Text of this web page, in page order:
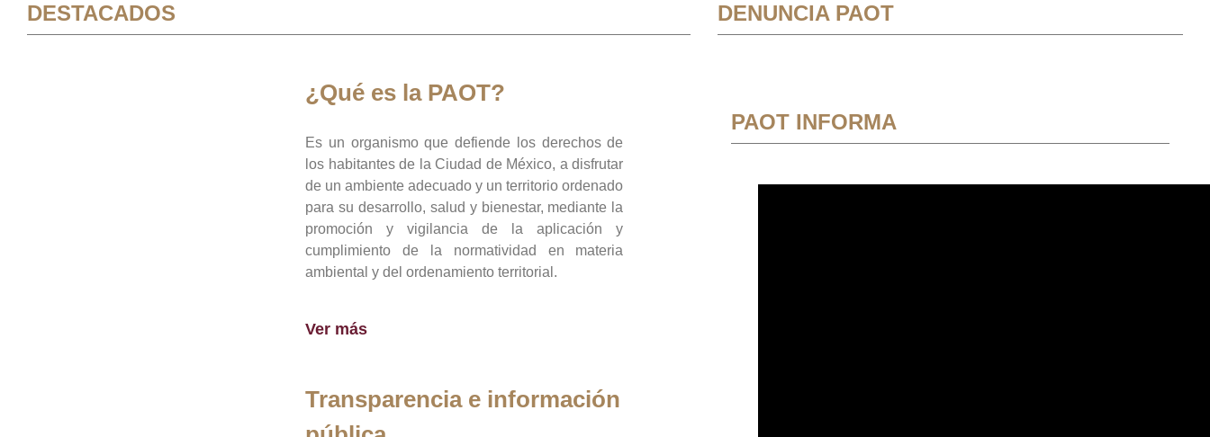
DESTACADOS
¿Qué es la PAOT?
Es un organismo que defiende los derechos de
los habitantes de la Ciudad de México, a disfrutar
de un ambiente adecuado y un territorio ordenado
para su desarrollo, salud y bienestar, mediante la
promoción y vigilancia de la aplicación y
cumplimiento de la normatividad en materia
ambiental y del ordenamiento territorial.
Ver más
Transparencia e información
DENUNCIA PAOT
PAOT INFORMA